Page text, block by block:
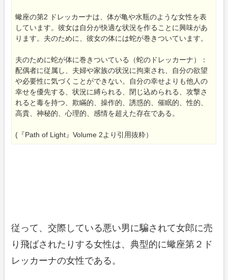
蠍座の第2 ドレッカーナは、体が亀や水瓶のような女性を表
しています。彼女は自分が快適な状況を作ることに興味があ
ります。夫のために、彼女の体には蛇が巻きついています。
夫のために蛇が体に巻きついている（蛇のドレッカーナ）：
配偶者に従属し、夫婦や家族の状況に拘束され、自分の欲望
や必要性に気づくことができない。自分の幸せよりも他人の
幸せを優先する、状況に縛られる、閉じ込められる、攻撃さ
れると毒を持つ、欺瞞的、操作的、誘惑的、催眠的、性的、
高貴、神秘的、心理的、感情を超えた存在である。
(『Path of Light』Volume 2より引用抜粋）
従って、交際している悪い男に騙されて女郎に売
り飛ばされたりする女性は、典型的に蠍座第２ド
レッカーナの女性である。